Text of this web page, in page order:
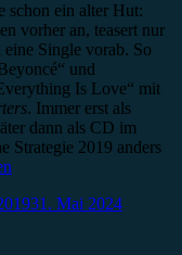
schon ein alter Hut:
vorher an, teasert nur
Single vorab. So
und
Is Love“ mit
. Immer erst als
dann als CD im
Strategie 2019 anders
31. Mai 2024